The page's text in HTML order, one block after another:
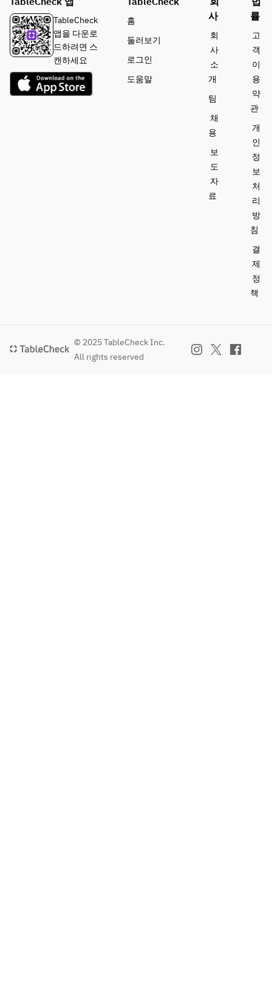
TableCheck
앱을 다운로
드하려면 스
캔하세요
홈
둘러보기
로그인
도움말
사
회
사
소
개
팀
채
용
보
도
자
료
률
고
객
이
용
약
관
개
인
정
보
처
리
방
침
결
제
정
책
© 2025 TableCheck Inc.
All rights reserved